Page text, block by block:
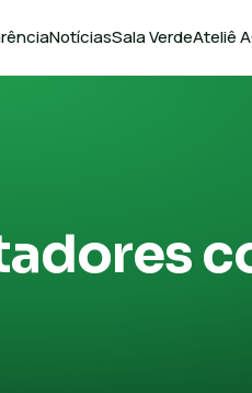
NotíciasSala VerdeAteliê